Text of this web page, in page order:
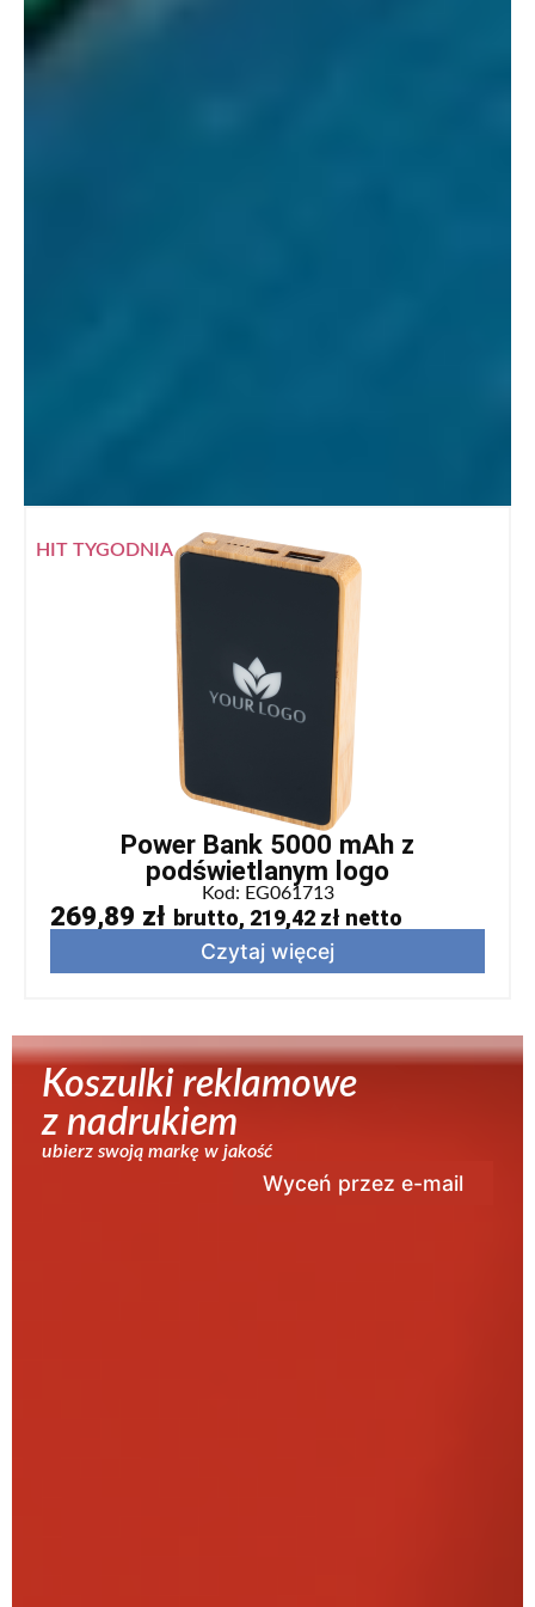
HIT TYGODNIA
Power Bank 5000 mAh z
podświetlanym logo
Kod: EG061713
269,89 zł brutto, 219,42 zł netto
Czytaj więcej
Koszulki reklamowe
z nadrukiem
ubierz swoją markę w jakość
Wyceń przez e-mail